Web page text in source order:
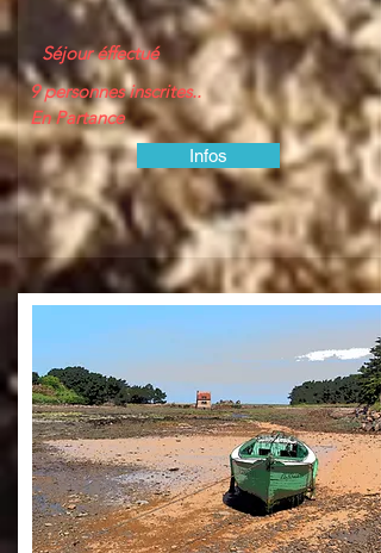
Séjour éffectué
9 personnes inscrites..
En Partance
Infos